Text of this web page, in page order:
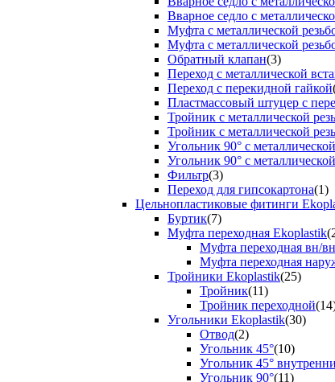
Вварное седло с
Муфта с металлической
Муфта с металлической
Обратный клапан(3)
Переход с металлической
Переход с перекидной гайкой
Пластмассовый штуцер с
Тройник с металлической
Тройник с металлической
Угольник 90° с
Угольник 90° с
Фильтр(3)
Переход для гипсокартона(1)
Цельнопластиковые фитинги
Буртик(7)
Муфта переходная Ekoplastik
Муфта переходная вн/вн
Муфта переходная
Тройники Ekoplastik(25)
Тройник(11)
Тройник переходной
Угольники Ekoplastik(30)
Отвод(2)
Угольник 45°(10)
Угольник 45°
Угольник 90°(11)